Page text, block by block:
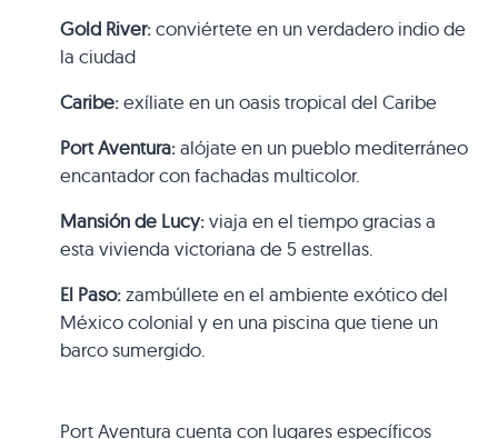
Gold River:conviértete en un verdadero indio de
la ciudad
Caribe:exíliate en un oasis tropical del Caribe
Port Aventura:alójate en un pueblo mediterráneo
encantador con fachadas multicolor.
Mansión de Lucy:viaja en el tiempo gracias a
esta vivienda victoriana de 5 estrellas.
El Paso:zambúllete en el ambiente exótico del
México colonial y en una piscina que tiene un
barco sumergido.
Port Aventura cuenta con lugares específicos